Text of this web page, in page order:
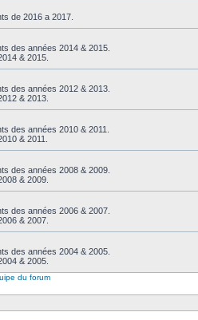
de 2016 a 2017.
des années 2014 & 2015.
& 2015.
des années 2012 & 2013.
& 2013.
des années 2010 & 2011.
& 2011.
des années 2008 & 2009.
& 2009.
des années 2006 & 2007.
& 2007.
des années 2004 & 2005.
& 2005.
du forum